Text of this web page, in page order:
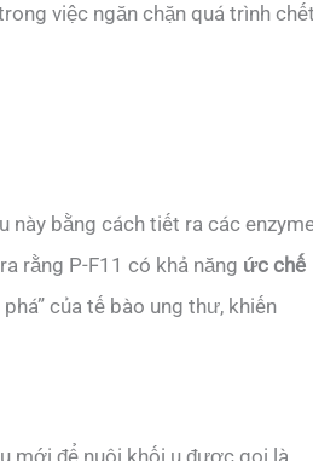
việc ngăn chặn quá trình chết
này bằng cách tiết ra các
rằng P-F11 có khả năng ức chế
của tế bào ung thư, khiến
mới để nuôi khối u được gọi là